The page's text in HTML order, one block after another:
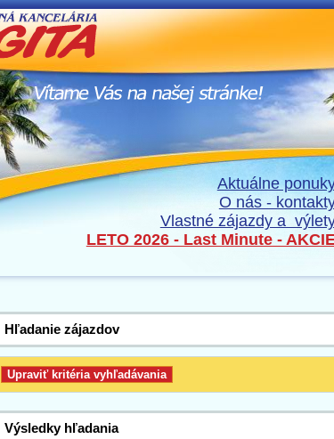
Aktuálne
O nás -
Vlastné zájazdy a
LETO 2026 - Last Minute -
Hľadanie zájazdov
Výsledky hľadania